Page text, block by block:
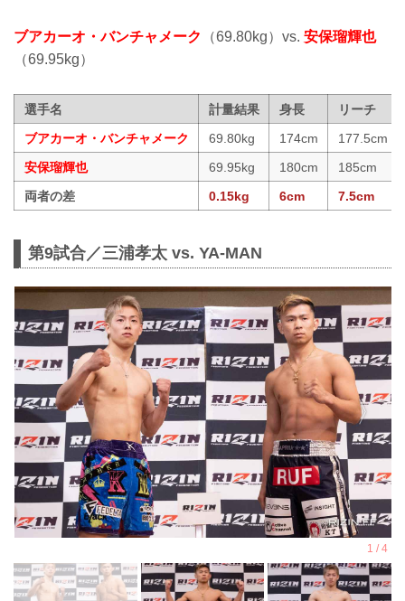
ブアカーオ・バンチャメーク （69.80kg）vs. 安保瑠輝也
（69.95kg）
選手名 計量結果 身長
リーチ
ブアカーオ・バンチャメーク
69.80kg 174cm
177.5cm
安保瑠輝也
69.95kg 180cm
185cm
両者の差
0.15kg 6cm 7.5cm
第9試合／三浦孝太 vs. YA-MAN